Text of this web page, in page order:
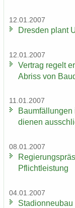
12.01.2007
Dres­den plant
12.01.2007
Ver­trag re­gelt
Ab­riss von
11.01.2007
Baum­fäl­lun­gen
die­nen
08.01.2007
Pflicht­leis­tung
04.01.2007